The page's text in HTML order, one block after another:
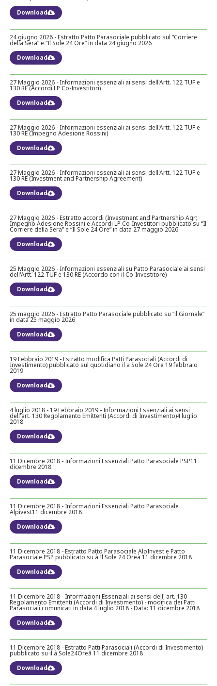
Downloads
20 Marzo 2025 - Modulo di delega ordinaria ex art. 135-novies TUF
Downloads
20 Marzo 2025 - Modulo di delega al Rappresentante Designato ex art.
135-undecies TUF
Downloads
20 Marzo 2025 - Relazione amministratori sul punto 2 all'ordine del
Downloads
19 Marzo 2025 - Avviso di convocazione Assemblea Ordinaria
29.04.2025
Downloads
28 febbraio 2025 - Orientamenti agli Azionisti in merito al Consiglio di
Amministrazione 2025
Downloads
Download
24 giugno 2026 - Estratto Patto Parasociale pubblicato sul “Corriere
della Sera” e “Il Sole 24 Ore” in data 24 giugno 2026
Download
27 Maggio 2026 - Informazioni essenziali ai sensi dell'Artt. 122 TUF e
130 RE (Accordi LP Co-Investitori)
Download
27 Maggio 2026 - Informazioni essenziali ai sensi dell'Artt. 122 TUF e
130 RE (Impegno Adesione Rossini)
Download
27 Maggio 2026 - Informazioni essenziali ai sensi dell'Artt. 122 TUF e
130 RE (Investment and Partnership Agreement)
Download
27 Maggio 2026 - Estratto accordi (Investment and Partnership Agr;
Impegno Adesione Rossini e Accordi LP Co-Investitori pubblicato su “Il
Corriere della Sera” e “Il Sole 24 Ore” in data 27 maggio 2026
Download
25 Maggio 2026 - Informazioni essenziali su Patto Parasociale ai sensi
dell'Artt. 122 TUF e 130 RE (Accordo con il Co-Investitore)
Download
25 maggio 2026 - Estratto Patto Parasociale pubblicato su “il Giornale”
in data 25 maggio 2026
Download
19 Febbraio 2019 - Estratto modifica Patti Parasociali (Accordi di
Investimento) pubblicato sul quotidiano il a Sole 24 Ore 19 febbraio
2019
Download
4 luglio 2018 - 19 Febbraio 2019 - Informazioni Essenziali ai sensi
dell'art. 130 Regolamento Emittenti (Accordi di Investimento)4 luglio
2018
Download
11 Dicembre 2018 - Informazioni Essenziali Patto Parasociale PSP11
dicembre 2018
Download
11 Dicembre 2018 - Informazioni Essenziali Patto Parasociale
Alpivest11 dicembre 2018
Download
11 Dicembre 2018 - Estratto Patto Parasociale AlpInvest e Patto
Parasociale PSP pubblicato su à Il Sole 24 Oreà 11 dicembre 2018
Download
11 Dicembre 2018 - Informazioni Essenziali ai sensi dell' art. 130
Regolamento Emittenti (Accordi di Investimento) - modifica dei Patti
Parasociali comunicati in data 4 luglio 2018 - Data: 11 dicembre 2018
Download
11 Dicembre 2018 - Estratto Patti Parasociali (Accordi di Investimento)
pubblicato su il â Sole24Oreâ 11 dicembre 2018
Download